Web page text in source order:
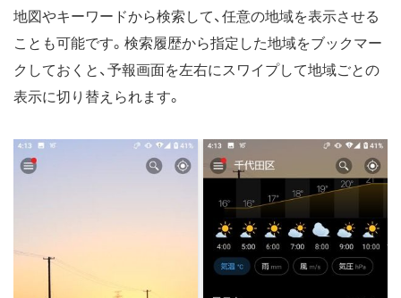
地図やキーワードから検索して、任意の地域を表示させる
ことも可能です。検索履歴から指定した地域をブックマー
クしておくと、予報画面を左右にスワイプして地域ごとの
表示に切り替えられます。